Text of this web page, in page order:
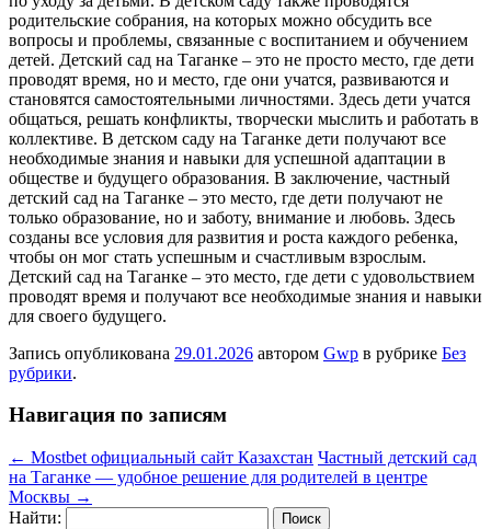
родительские собрания, на которых можно обсудить все
вопросы и проблемы, связанные с воспитанием и обучением
детей. Детский сад на Таганке – это не просто место, где дети
проводят время, но и место, где они учатся, развиваются и
становятся самостоятельными личностями. Здесь дети учатся
общаться, решать конфликты, творчески мыслить и работать в
коллективе. В детском саду на Таганке дети получают все
необходимые знания и навыки для успешной адаптации в
обществе и будущего образования. В заключение, частный
детский сад на Таганке – это место, где дети получают не
только образование, но и заботу, внимание и любовь. Здесь
созданы все условия для развития и роста каждого ребенка,
чтобы он мог стать успешным и счастливым взрослым.
Детский сад на Таганке – это место, где дети с удовольствием
проводят время и получают все необходимые знания и навыки
для своего будущего.
Запись опубликована 29.01.2026 автором Gwp в рубрике Без
рубрики.
Навигация по записям
← Mostbet официальный сайт Казахстан Частный детский сад
на Таганке — удобное решение для родителей в центре
Москвы →
Найти: